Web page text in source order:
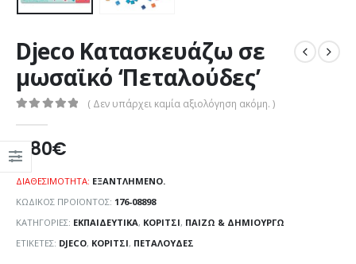
Djeco Κατασκευάζω σε
μωσαϊκό ‘Πεταλούδες’
( Δεν υπάρχει καμία αξιολόγηση ακόμη. )
9,80€
ΔΙΑΘΕΣΙΜΌΤΗΤΑ: ΕΞΑΝΤΛΗΜΈΝΟ.
ΚΩΔΙΚΌΣ ΠΡΟΪΌΝΤΟΣ: 176-08898
ΚΑΤΗΓΟΡΊΕΣ: ΕΚΠΑΙΔΕΥΤΙΚΆ, ΚΟΡΊΤΣΙ, ΠΑΊΖΩ & ΔΗΜΙΟΥΡΓΏ
ΕΤΙΚΈΤΕΣ: DJECO, ΚΟΡΊΤΣΙ, ΠΕΤΑΛΟΎΔΕΣ